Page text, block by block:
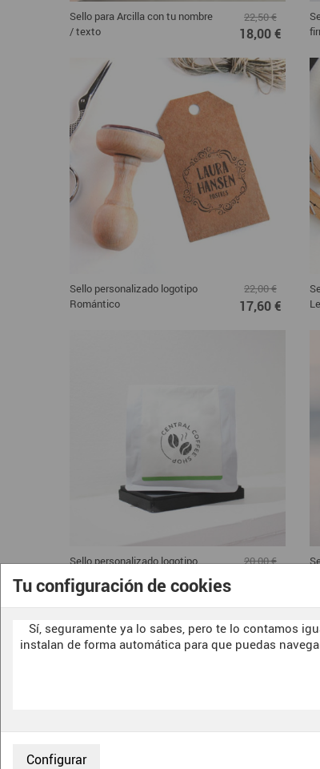
Tu configuración de cookies
Sí, seguramente ya lo sabes, pero te lo contamos
instalan de forma automática para que puedas
Sello para Arcilla con tu nombre
/ texto
22,50 €
18,00 €
Sello personalizado logotipo
Romántico
22,00 €
17,60 €
Sello personalizado logotipo
Granos Café
20,00 €
Mostrando 1-20 de 20 artículo(s)
SOBRE NOSOTRAS